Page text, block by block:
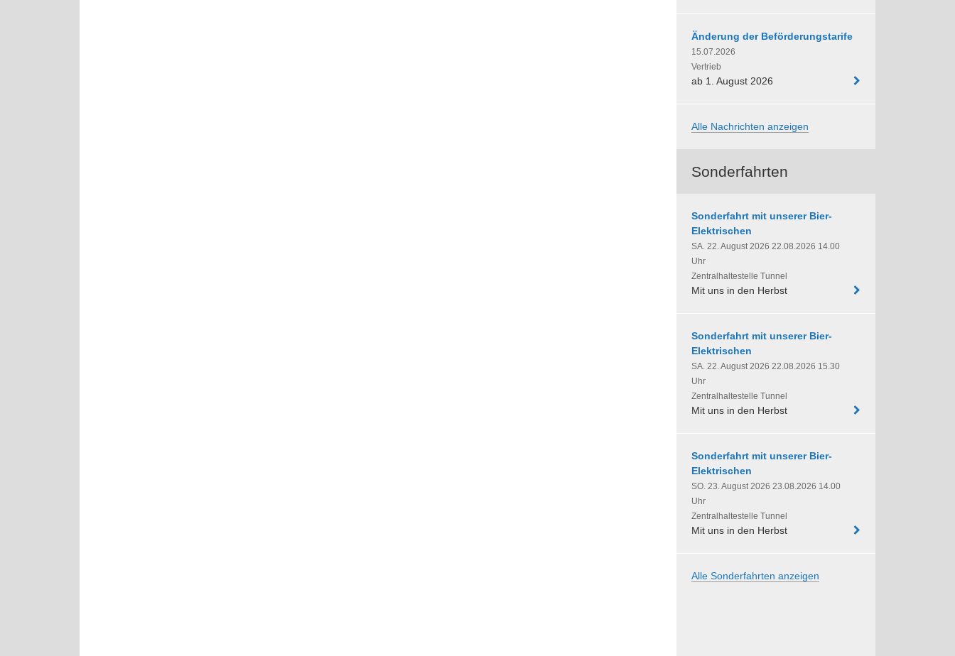
Änderung der Beförderungstarife
15.07.2026
Vertrieb
ab 1. August 2026
Alle Nachrichten anzeigen
Sonderfahrten
Sonderfahrt mit unserer Bier-
Elektrischen
SA. 22. August 2026 22.08.2026 14.00
Uhr
Zentralhaltestelle Tunnel
Mit uns in den Herbst
Sonderfahrt mit unserer Bier-
Elektrischen
SA. 22. August 2026 22.08.2026 15.30
Uhr
Zentralhaltestelle Tunnel
Mit uns in den Herbst
Sonderfahrt mit unserer Bier-
Elektrischen
SO. 23. August 2026 23.08.2026 14.00
Uhr
Zentralhaltestelle Tunnel
Mit uns in den Herbst
Alle Sonderfahrten anzeigen